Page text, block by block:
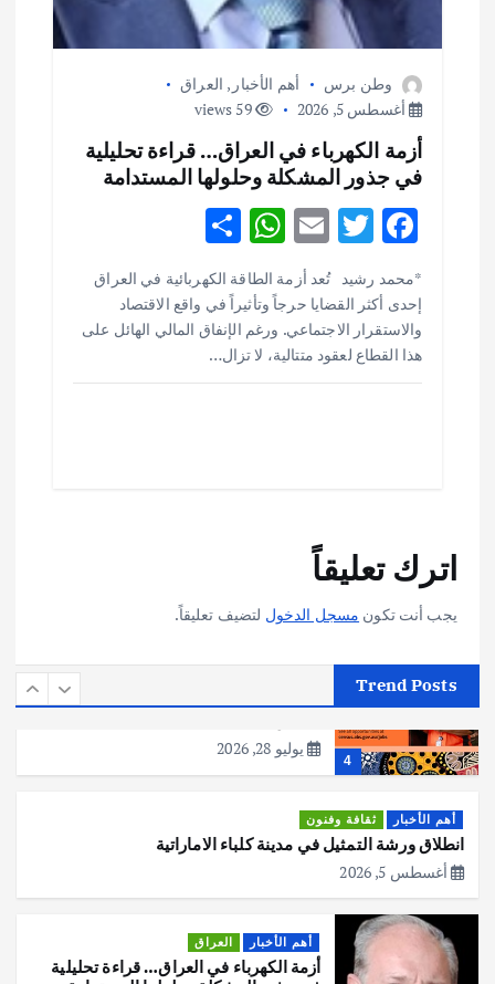
وطن برس أهم الأخبار , العراق
أغسطس 5, 2026
59 views
أزمة الكهرباء في العراق… قراءة تحليلية
في جذور المشكلة وحلولها المستدامة
F
e
b
o
T
w
it
te
r
E
m
ai
l
W
h
at
s
A
S
h
ar
e
*محمد رشيد تُعد أزمة الطاقة الكهربائية في العراق
إحدى أكثر القضايا حرجاً وتأثيراً في واقع الاقتصاد
والاستقرار الاجتماعي. ورغم الإنفاق المالي الهائل على
هذا القطاع لعقود متتالية، لا تزال…
اترك تعليقاً
يجب أنت تكون مسجل الدخول لتضيف تعليقاً.
Trend Posts
اختتام ورشة السينوغرافيا في مدينة كلباء الاماراتية
أغسطس 3, 2026
هوي آن… مدينة الفوانيس وسحر التاريخ
4
مكتب الإحصاءات الأسترالي (ABS) يجري
عملية التعداد السكاني في11 من الشهر
يوليو 28, 2026
أهم الأخبار ثقافة وفنون
انطلاق ورشة التمثيل في مدينة كلباء الاماراتية
أغسطس 5, 2026
أهم الأخبار العراق
أزمة الكهرباء في العراق… قراءة تحليلية